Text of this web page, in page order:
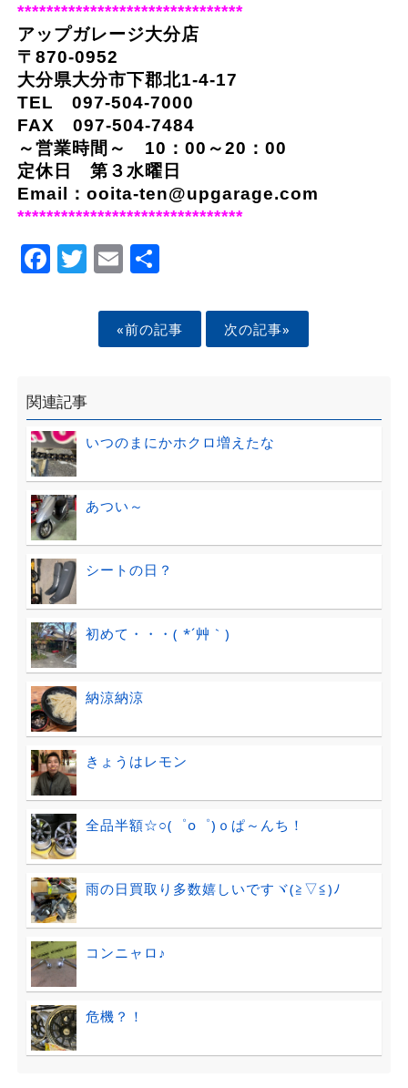
*******************************
アップガレージ大分店
〒870-0952
大分県大分市下郡北1-4-17
TEL 097-504-7000
FAX 097-504-7484
～営業時間～ 10：00～20：00
定休日 第３水曜日
Email：ooita-ten@upgarage.com
*******************************
Facebook
Twitter
EmailShare
«前の記事 次の記事»
関連記事
いつのまにかホクロ増えたな
あつい～
シートの日？
初めて・・・( *´艸｀)
納涼納涼
きょうはレモン
全品半額☆○(゜ο゜)ｏぱ～んち！
雨の日買取り多数嬉しいですヾ(≧▽≦)ﾉ
コンニャロ♪
危機？！